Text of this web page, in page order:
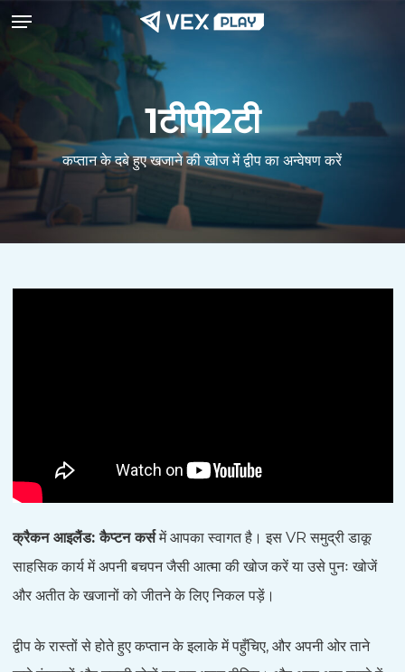
मुख्य
सामग्री
मेनू
1टीपी2टी
कप्तान के दबे हुए खजाने की खोज में द्वीप का अन्वेषण करें
क्रैकन आइलैंड: कैप्टन कर्समें आपका स्वागत है। इस VR समुद्री डाकू
साहसिक कार्य में अपनी बचपन जैसी आत्मा की खोज करें या उसे पुनः खोजें
और अतीत के खजानों को जीतने के लिए निकल पड़ें।
द्वीप के रास्तों से होते हुए कप्तान के इलाके में पहुँचिए, और अपनी ओर ताने